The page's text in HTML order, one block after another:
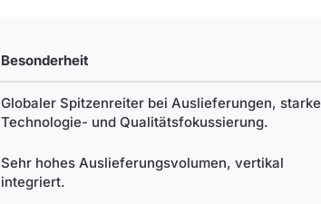
Besonderheit
Globaler Spitzenreiter bei Auslieferungen, starke
Technologie- und Qualitätsfokussierung.
Sehr hohes Auslieferungsvolumen, vertikal
integriert.